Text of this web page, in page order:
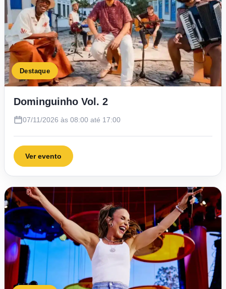
Destaque
Dominguinho Vol. 2
07/11/2026 às 08:00 até 17:00
Ver evento